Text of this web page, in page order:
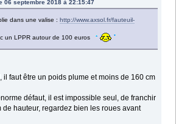
06 septembre 2018 à 22:15:47
dans une valise :http://www.axsol.fr/fauteuil-
un LPPR autour de 100 euros
il faut être un poids plume et moins de 160 cm
défaut, il est impossible seul, de franchir
hauteur, regardez bien les roues avant